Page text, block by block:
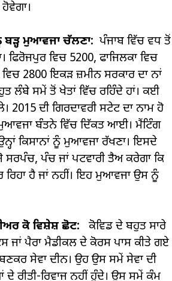
ਬੜ੍ਹ ਮੁਆਵਜਾ ਚੱਲਣਾ: ਪੰਜਾਬ ਵਿੱਚ ਵਧ ਤੋਂ
ਵਿਚ 5200, ਫਾਜਿਲਕਾ ਵਿਚ
2800 ਇਕੜ ਜ਼ਮੀਨ ਸਰਕਾਰ ਦਾ ਨਾਂ
ਲੰਬੇ ਸਮੇਂ ਤੋਂ ਖੇਤਾਂ ਵਿੱਚ ਰਹਿੰਦੇ ਹਾਂ। ਕਈ
2015 ਦੀ ਗਿਰਦਾਵਰੀ ਸਟੇਟ ਦਾ ਨਾਮ ਹੋ
ਬੰਤਨੇ ਵਿੱਚ ਦਿੱਕਤ ਆਈ। ਮੈਂਟਿੰਗ
ਕਿਸਾਨਾਂ ਨੂੰ ਮੁਆਵਜਾ ਰੱਖਣਾ। ਇਸਦੇ
ਪੰਚ ਜਾਂ ਪਟਵਾਰੀ ਤੈਅ ਕਰੇਗਾ ਕਿ
ਹੈ ਜਾਂ ਨਹੀਂ। ਇਹ ਮੁਆਵਜਾ ਉਸ ਨੂੰ
ਕੋ ਵਿਸ਼ੇਸ਼ ਛੋਟ: ਕੋਵਿਡ ਦੇ ਬਹੁਤ ਸਾਰੇ
ਜਾਂ ਪੈਰਾ ਮੈਡੀਕਲ ਦੇ ਕੋਰਸ ਪਾਸ ਕੀਤੇ ਗਏ
ਸੇਵਾ ਦੀਨ। ਉਹ ਉਸ ਸਮੇਂ ਸੇਵਾ ਦੀ
ਰੀਤੀ-ਰਿਵਾਜ ਨਹੀਂ ਹੁੰਦੇ। ਉਸ ਸਮੇਂ ਕੰਮ